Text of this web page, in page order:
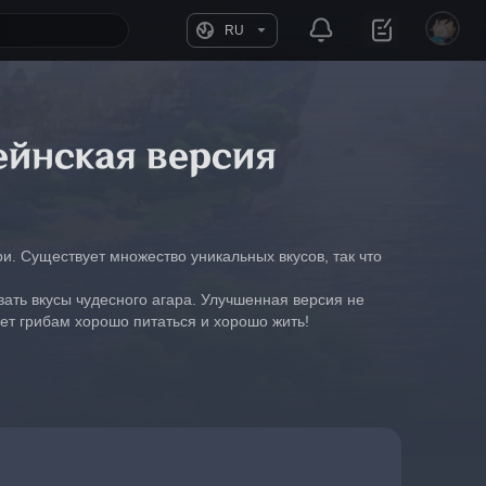
RU
версия
Существует множество уникальных вкусов, так что
вкусы чудесного агара. Улучшенная версия не
грибам хорошо питаться и хорошо жить!